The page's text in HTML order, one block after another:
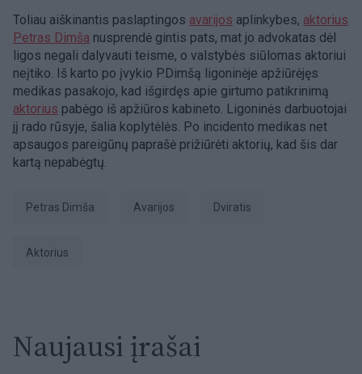
Toliau aiškinantis paslaptingos avarijos aplinkybes, aktorius
Petras Dimša nusprendė gintis pats, mat jo advokatas dėl
ligos negali dalyvauti teisme, o valstybės siūlomas aktoriui
neįtiko. Iš karto po įvykio P.Dimšą ligoninėje apžiūrėjęs
medikas pasakojo, kad išgirdęs apie girtumo patikrinimą
aktorius pabėgo iš apžiūros kabineto. Ligoninės darbuotojai
jį rado rūsyje, šalia koplytėlės. Po incidento medikas net
apsaugos pareigūnų paprašė prižiūrėti aktorių, kad šis dar
kartą nepabėgtų.
Petras Dimša Avarijos Dviratis
aktorius
Naujausi įrašai